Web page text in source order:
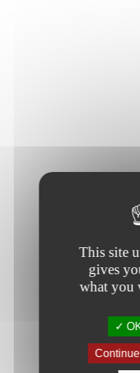
This site
gives
what you